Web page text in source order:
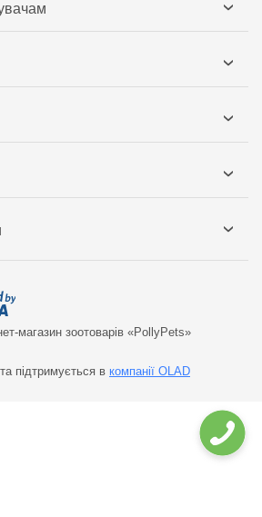
магазин зоотоварів «PollyPets»
підтримується в компанії OLAD